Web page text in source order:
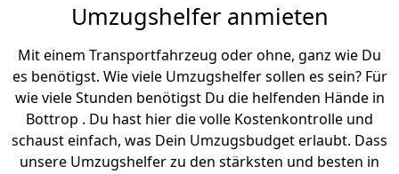
Umzugshelfer anmieten
Mit einem Transportfahrzeug oder ohne, ganz wie Du
es benötigst. Wie viele Umzugshelfer sollen es sein? Für
wie viele Stunden benötigst Du die helfenden Hände in
Bottrop . Du hast hier die volle Kostenkontrolle und
schaust einfach, was Dein Umzugsbudget erlaubt. Dass
unsere Umzugshelfer zu den stärksten und besten in